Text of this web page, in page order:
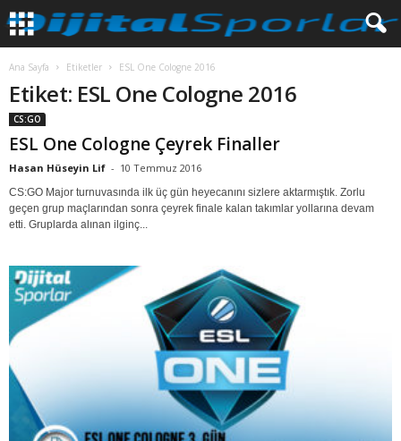
Ana Sayfa Etiketler ESL One Cologne 2016
Etiket: ESL One Cologne 2016
CS:GO
ESL One Cologne Çeyrek Finaller
Hasan Hüseyin Lif - 10 Temmuz 2016
CS:GO Major turnuvasında ilk üç gün heyecanını sizlere aktarmıştık. Zorlu
geçen grup maçlarından sonra çeyrek finale kalan takımlar yollarına devam
etti. Gruplarda alınan ilginç...